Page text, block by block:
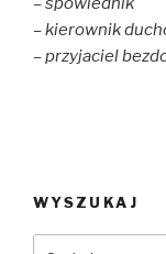
– kierownik
– przyjaciel
WYSZUKAJ